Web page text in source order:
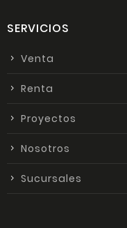
SERVICIOS
Venta
Renta
Proyectos
Nosotros
Sucursales